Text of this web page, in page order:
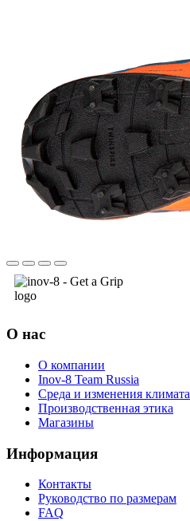
О нас
О компании
Inov-8 Team Russia
Среда и изменения климата
Производственная этика
Магазины
Информация
Контакты
Руководство по размерам
FAQ